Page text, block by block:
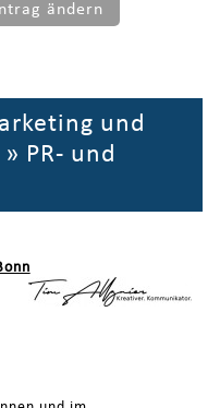
ändern
und
» PR- und